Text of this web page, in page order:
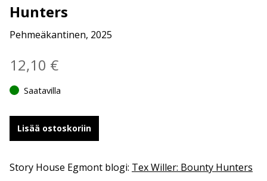
Hunters
Pehmeäkantinen, 2025
12,10 €
Saatavilla
Lisää ostoskoriin
Story House Egmont blogi: Tex Willer: Bounty Hunters